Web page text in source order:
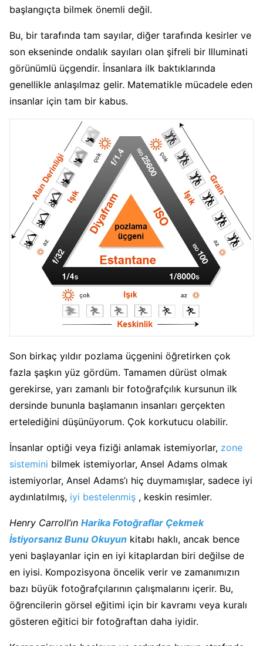
başlangıçta bilmek önemli değil.
Bu, bir tarafında tam sayılar, diğer tarafında kesirler ve
son ekseninde ondalık sayıları olan şifreli bir Illuminati
görünümlü üçgendir. İnsanlara ilk baktıklarında
genellikle anlaşılmaz gelir. Matematikle mücadele eden
insanlar için tam bir kabus.
Son birkaç yıldır pozlama üçgenini öğretirken çok
fazla şaşkın yüz gördüm. Tamamen dürüst olmak
gerekirse, yarı zamanlı bir fotoğrafçılık kursunun ilk
dersinde bununla başlamanın insanları gerçekten
ertelediğini düşünüyorum. Çok korkutucu olabilir.
İnsanlar optiği veya fiziği anlamak istemiyorlar, zone
sistemini bilmek istemiyorlar, Ansel Adams olmak
istemiyorlar, Ansel Adams’ı hiç duymamışlar, sadece iyi
aydınlatılmış, iyi bestelenmiş , keskin resimler.
Henry Carroll’ın Harika Fotoğraflar Çekmek
İstiyorsanız Bunu Okuyun kitabı haklı, ancak bence
yeni başlayanlar için en iyi kitaplardan biri değilse de
en iyisi. Kompozisyona öncelik verir ve zamanımızın
bazı büyük fotoğrafçılarının çalışmalarını içerir. Bu,
öğrencilerin görsel eğitimi için bir kavramı veya kuralı
gösteren eğitici bir fotoğraftan daha iyidir.